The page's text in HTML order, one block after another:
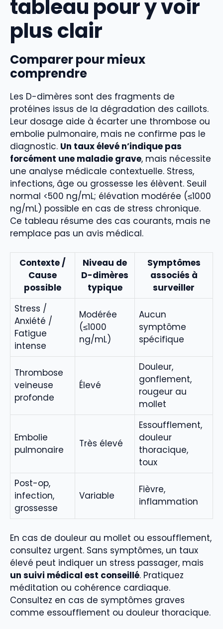
tableau pour y voir
plus clair
Comparer pour mieux
comprendre
Les D-dimères sont des fragments de
protéines issus de la dégradation des caillots.
Leur dosage aide à écarter une thrombose ou
embolie pulmonaire, mais ne confirme pas le
diagnostic. Un taux élevé n’indique pas
forcément une maladie grave, mais nécessite
une analyse médicale contextuelle. Stress,
infections, âge ou grossesse les élèvent. Seuil
normal <500 ng/mL; élévation modérée (≤1000
ng/mL) possible en cas de stress chronique.
Ce tableau résume des cas courants, mais ne
remplace pas un avis médical.
Contexte /
Cause
possible
Niveau de
D-dimères
typique
Symptômes
associés à
surveiller
Stress /
Anxiété /
Fatigue
intense
Modérée
(≤1000
ng/mL)
Aucun
symptôme
spécifique
Thrombose
veineuse
profonde
Élevé
Douleur,
gonflement,
rougeur au
mollet
Embolie
pulmonaire
Très élevé
Essoufflement,
douleur
thoracique,
toux
Post-op,
infection,
grossesse
Variable
Fièvre,
inflammation
En cas de douleur au mollet ou essoufflement,
consultez urgent. Sans symptômes, un taux
élevé peut indiquer un stress passager, mais
un suivi médical est conseillé. Pratiquez
méditation ou cohérence cardiaque.
Consultez en cas de symptômes graves
comme essoufflement ou douleur thoracique.